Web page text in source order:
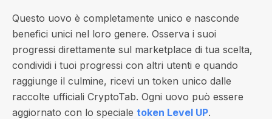
Questo uovo è completamente unico e nasconde
benefici unici nel loro genere. Osserva i suoi
progressi direttamente sul marketplace di tua scelta,
condividi i tuoi progressi con altri utenti e quando
raggiunge il culmine, ricevi un token unico dalle
raccolte ufficiali CryptoTab. Ogni uovo può essere
aggiornato con lo speciale token Level UP.